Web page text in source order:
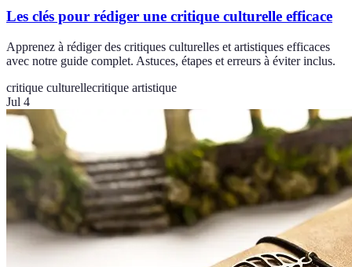
Les clés pour rédiger une critique culturelle efficace
Apprenez à rédiger des critiques culturelles et artistiques efficaces
avec notre guide complet. Astuces, étapes et erreurs à éviter inclus.
critique culturellecritique artistique
Jul 4